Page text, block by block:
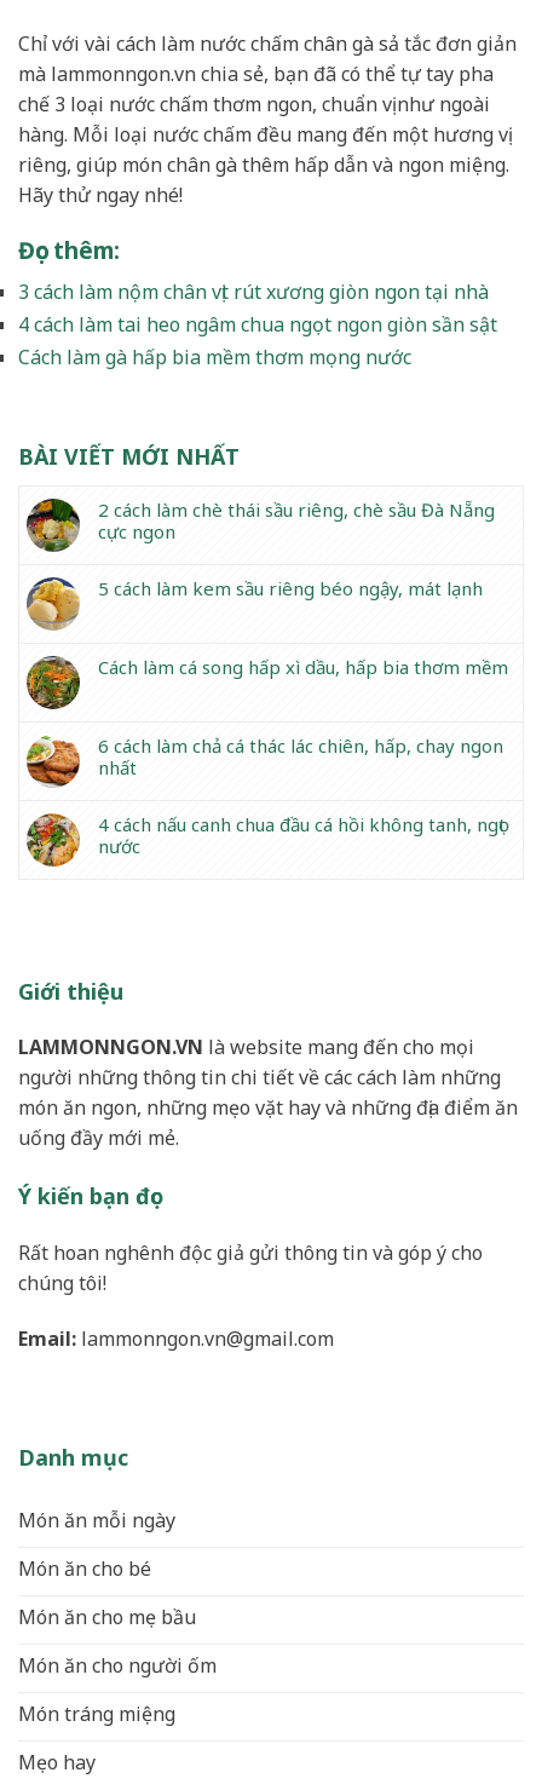
BÀI VIẾT MỚI NHẤT
2 cách làm chè thái sầu riêng, chè sầu Đà Nẵng
cực ngon
5 cách làm kem sầu riêng béo ngậy, mát lạnh
Cách làm cá song hấp xì dầu, hấp bia thơm mềm
6 cách làm chả cá thác lác chiên, hấp, chay ngon
nhất
4 cách nấu canh chua đầu cá hồi không tanh, ngọt
nước
Chỉ với vài cách làm nước chấm chân gà sả tắc đơn giản
mà lammonngon.vn chia sẻ, bạn đã có thể tự tay pha
chế 3 loại nước chấm thơm ngon, chuẩn vị như ngoài
hàng. Mỗi loại nước chấm đều mang đến một hương vị
riêng, giúp món chân gà thêm hấp dẫn và ngon miệng.
Hãy thử ngay nhé!
Đọc thêm:
3 cách làm nộm chân vịt rút xương giòn ngon tại nhà
4 cách làm tai heo ngâm chua ngọt ngon giòn sần sật
Cách làm gà hấp bia mềm thơm mọng nước
Giới thiệu
LAMMONNGON.VN là website mang đến cho mọi
người những thông tin chi tiết về các cách làm những
món ăn ngon, những mẹo vặt hay và những địa điểm ăn
uống đầy mới mẻ.
Ý kiến bạn đọc
Rất hoan nghênh độc giả gửi thông tin và góp ý cho
chúng tôi!
Email: lammonngon.vn@gmail.com
Danh mục
Món ăn mỗi ngày
Món ăn cho bé
Món ăn cho mẹ bầu
Món ăn cho người ốm
Món tráng miệng
Mẹo hay